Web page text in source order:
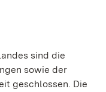
sind die
sowie der
geschlossen. Die